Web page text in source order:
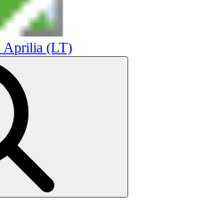
Aprilia (LT)